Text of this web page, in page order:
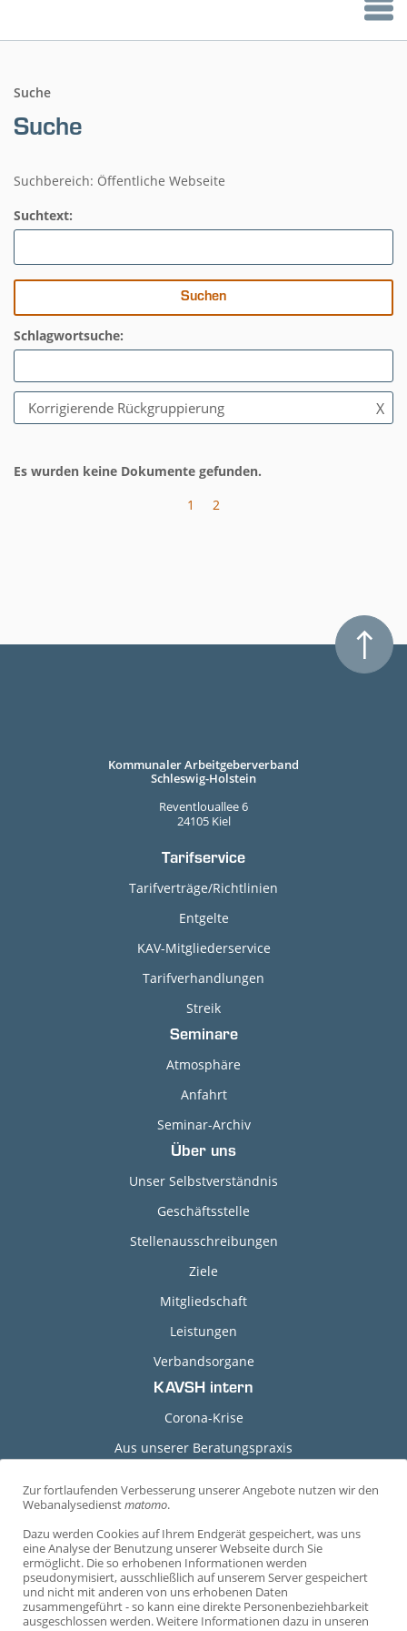
C
o
k
i
e
Zur fortlaufenden Verbesserung unserer Angebote nutzen wir den
Webanalysedienstmatomo.
Dazu werden Cookies auf Ihrem Endgerät gespeichert, was uns
eine Analyse der Benutzung unserer Webseite durch Sie
ermöglicht. Die so erhobenen Informationen werden
pseudonymisiert, ausschließlich auf unserem Server gespeichert
und nicht mit anderen von uns erhobenen Daten
zusammengeführt - so kann eine direkte Personenbeziehbarkeit
ausgeschlossen werden. Weitere Informationen dazu in unseren
Suche
Suche
Suchbereich: Öffentliche Webseite
Suchtext:
Schlagwortsuche:
Korrigierende Rückgruppierung X
Es wurden keine Dokumente gefunden.
1
2
Kommunaler Arbeitgeberverband
Schleswig-Holstein
Reventlouallee 6
24105 Kiel
Tarifservice
Tarifverträge/Richtlinien
Entgelte
KAV-Mitgliederservice
Tarifverhandlungen
Streik
Seminare
Atmosphäre
Anfahrt
Seminar-Archiv
Über uns
Unser Selbstverständnis
Geschäftsstelle
Stellenausschreibungen
Ziele
Mitgliedschaft
Leistungen
Verbandsorgane
KAVSH intern
Corona-Krise
Aus unserer Beratungspraxis
Durchführungshinweise
Arbeitshilfen
Arbeitsvertragsmuster
Mustervereinbarungen